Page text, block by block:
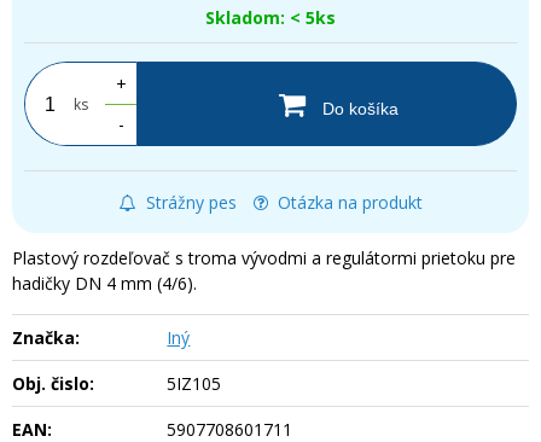
Skladom: < 5ks
ks
+
-
Do košíka
Strážny pes Otázka na produkt
Plastový rozdeľovač s troma vývodmi a regulátormi prietoku pre
hadičky DN 4 mm (4/6).
Značka:
Iný
Obj. čislo:
5IZ105
EAN:
5907708601711